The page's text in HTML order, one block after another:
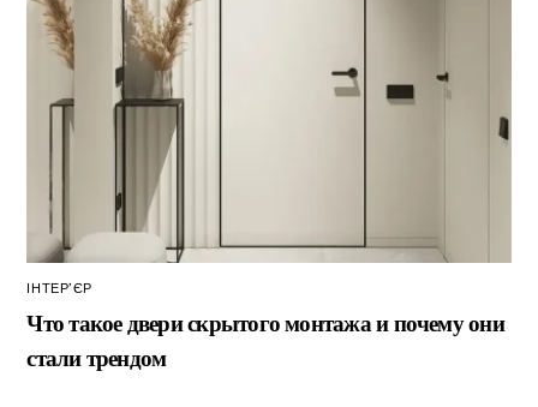
ІНТЕР’ЄР
Что такое двери скрытого монтажа и почему они
стали трендом